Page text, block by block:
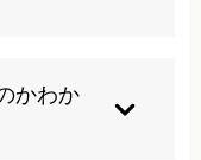
継続するむくみ
特に片足だけの
す。
かわか